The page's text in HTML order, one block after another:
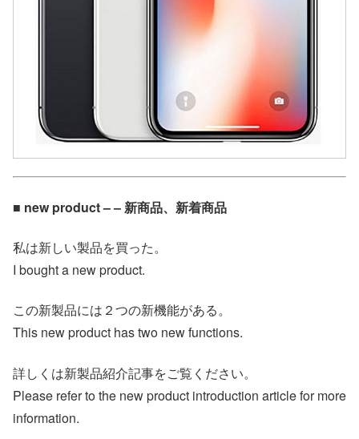
■ new product – – 新商品、新着商品
私は新しい製品を買った。
I bought a new product.
この新製品には２つの新機能がある。
This new product has two new functions.
詳しくは新製品紹介記事をご覧ください。
Please refer to the new product introduction article for more
information.